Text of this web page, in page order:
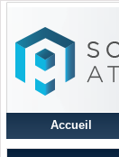
Accueil